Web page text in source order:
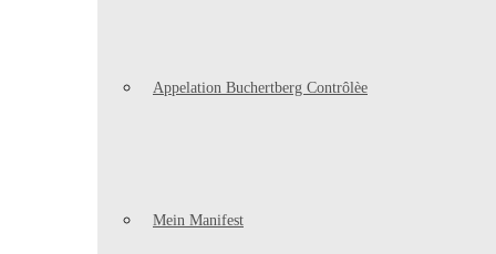
Appelation Buchertberg Contrôlèe
Mein Manifest